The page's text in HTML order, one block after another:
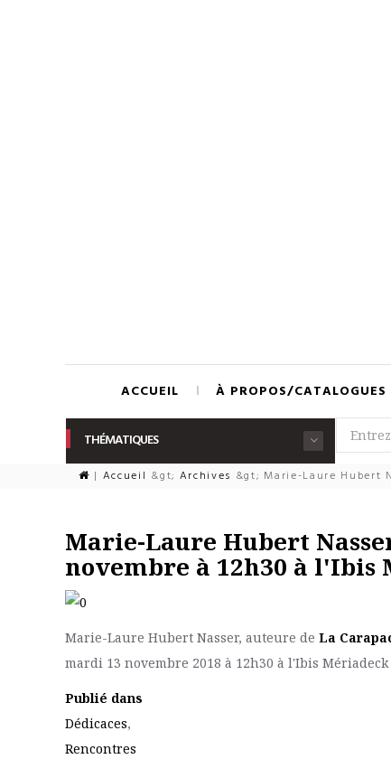
ACCUEIL À PROPOS/CATALOGUES
THÉMATIQUES
| Accueil &gt; Archives &gt; Marie-Laure Hubert
Marie-Laure Hubert
novembre à 12h30 à l'Ibis
Marie-Laure Hubert Nasser, auteure de La
mardi 13 novembre 2018 à 12h30 à l'Ibis
Publié dans
Dédicaces,
Rencontres